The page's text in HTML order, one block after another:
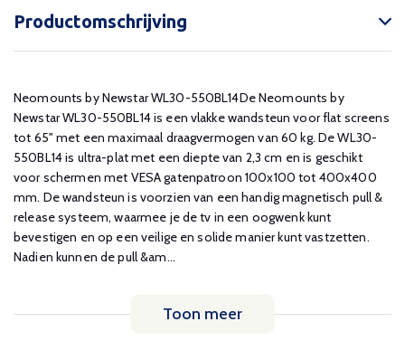
Productomschrijving
Neomounts by Newstar WL30-550BL14De Neomounts by
Newstar WL30-550BL14 is een vlakke wandsteun voor flat screens
tot 65" met een maximaal draagvermogen van 60 kg. De WL30-
550BL14 is ultra-plat met een diepte van 2,3 cm en is geschikt
voor schermen met VESA gatenpatroon 100x100 tot 400x400
mm. De wandsteun is voorzien van een handig magnetisch pull &
release systeem, waarmee je de tv in een oogwenk kunt
bevestigen en op een veilige en solide manier kunt vastzetten.
Nadien kunnen de pull &am...
Toon meer